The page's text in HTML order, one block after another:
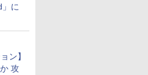
に
ン】
攻